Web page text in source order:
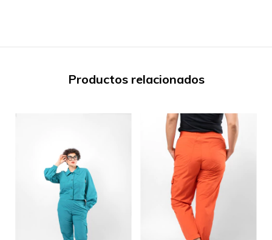
Productos relacionados